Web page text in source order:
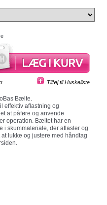
Bælte.
effektiv aflastning og
at påføre og anvende
operation. Bæltet har en
i skummateriale, der aflaster og
at lukke og justere med håndtag